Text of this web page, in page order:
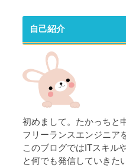
自己紹介
初めまして。たかっちと
フリーランスエンジニア
このブログではITスキル
と何でも発信していきた